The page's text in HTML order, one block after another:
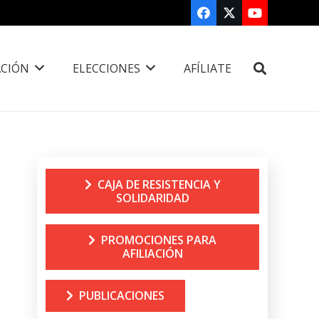
ELECCIONES AFÍLIATE
CAJA DE RESISTENCIA Y
SOLIDARIDAD
PROMOCIONES PARA
AFILIACIÓN
PUBLICACIONES